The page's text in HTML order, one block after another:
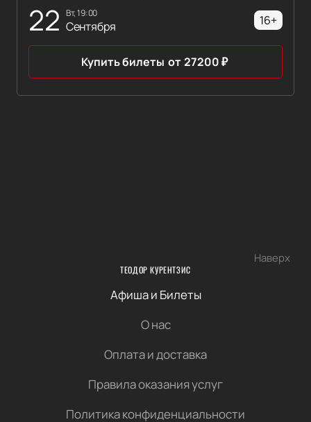
22 вт, 19:00
Сентября 16+
Купить билеты от 27200₽
Наверх
ТЕОДОР КУРЕНТЗИС
Афиша и Билеты
О нас
Оплата и доставка
Правила оказания услуг
Политика конфиденциальности